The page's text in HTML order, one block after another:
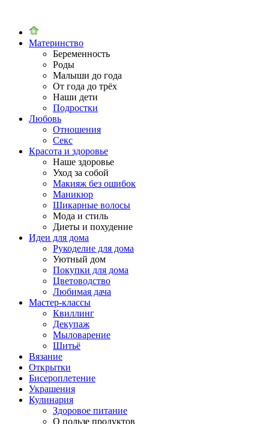
Материнство
Беременность
Роды
Малыши до года
От года до трёх
Наши дети
Подростки
Любовь
Отношения
Секс
Красота и здоровье
Наше здоровье
Уход за собой
Макияж без ошибок
Маникюр
Шикарные волосы
Мода и стиль
Диеты и похудение
Идеи для дома
Рукоделие для дома
Уютный дом
Покупки для дома
Цветоводство
Любимая дача
Мастер-классы
Квиллинг
Декупаж
Мыловарение
Шитьё
Вязание
Открытки
Бисероплетение
Украшения
Кулинария
Здоровое питание
О пользе продуктов